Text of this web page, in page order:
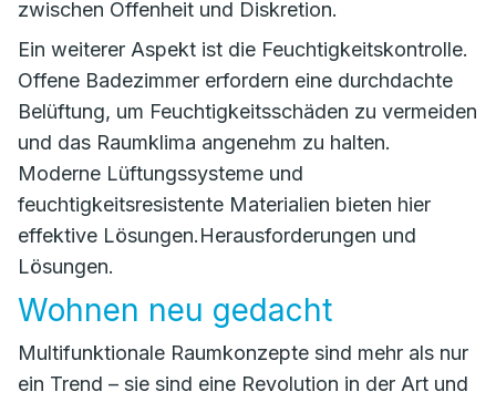
zwischen Offenheit und Diskretion.
Ein weiterer Aspekt ist die Feuchtigkeitskontrolle.
Offene Badezimmer erfordern eine durchdachte
Belüftung, um Feuchtigkeitsschäden zu vermeiden
und das Raumklima angenehm zu halten.
Moderne Lüftungssysteme und
feuchtigkeitsresistente Materialien bieten hier
effektive Lösungen.Herausforderungen und
Lösungen.
Wohnen neu gedacht
Multifunktionale Raumkonzepte sind mehr als nur
ein Trend – sie sind eine Revolution in der Art und